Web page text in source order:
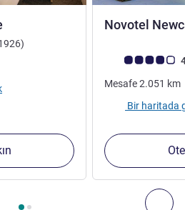
diğer tesislerimiz
diğer tesislerimiz 1 :, Yakınlardaki
Puanlama)
görüş
)
Novotel
Avis müşterileri
Mesafe2.051 km
Bir haritada